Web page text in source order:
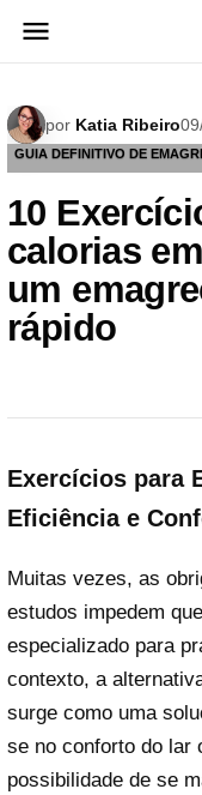
para
por Katia Ribeiro
GUIA DEFINITIVO DE
10
calorias
um
rápido
Exercícios para
Eficiência e
Muitas vezes, as
estudos impedem
especializado para
contexto, a
surge como uma
se no conforto do lar
possibilidade de se